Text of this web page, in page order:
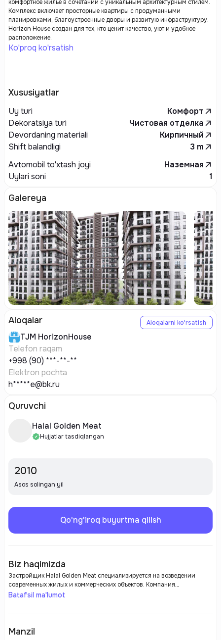
комфортное жилье в сочетании с уникальным архитектурным стилем.
Комплекс включает просторные квартиры с продуманными
планировками, благоустроенные дворы и развитую инфраструктуру.
Horizon House создан для тех, кто ценит качество, уют и удобное
расположение.
Ko'proq ko'rsatish
Xususiyatlar
Uy turi
Комфорт
Dekoratsiya turi
Чистовая отделка
Devordaning materiali
Кирпичный
Shift balandligi
3 m
Avtomobil to'xtash joyi
Наземная
Uylari soni
1
Galereya
Aloqalar Aloqalarni ko'rsatish
TJM HorizonHouse
Telefon raqam
+998 (90) ***-**-**
Elektron pochta
h*****e@bk.ru
Quruvchi
Halal Golden Meat
Hujjatlar tasdiqlangan
2010
Asos solingan yil
Qo'ng'iroq buyurtma qilish
Biz haqimizda
Застройщик Halal Golden Meat специализируется на возведении
современных жилых и коммерческих объектов. Компания
ориентирована на применение инновационных технологий и
функциональности, стремясь создавать гармоничные пространства
Batafsil ma'lumot
Manzil